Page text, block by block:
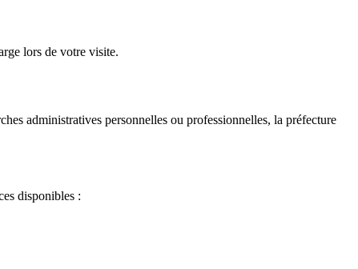
lors de votre visite.
administratives personnelles ou professionnelles, la préfecture
disponibles :